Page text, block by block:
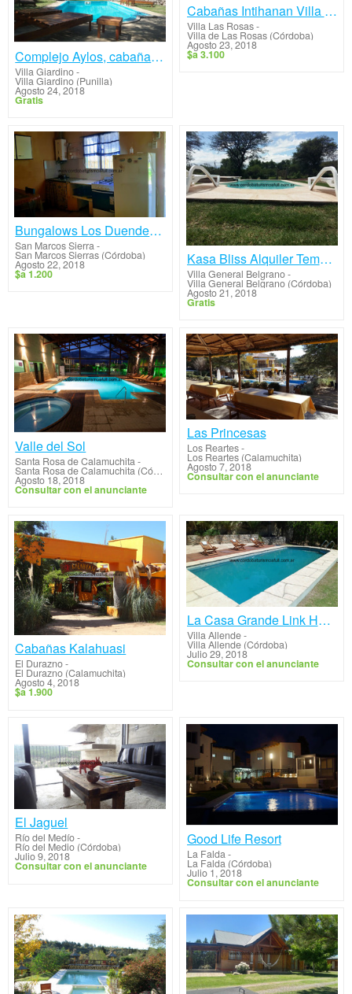
Complejo Aylos, cabañas con muy buena ubicación.
Villa Giardino-
Villa Giardino (Punilla)
Agosto 24, 2018
Gratis
Cabañas Intihanan Villa de Las Rosas Traslasierra
Villa Las Rosas-
Villa de Las Rosas (Córdoba)
Agosto 23, 2018
$a 3.100
Bungalows Los Duendes del Bosque
San Marcos Sierra-
San Marcos Sierras (Córdoba)
Agosto 22, 2018
$a 1.200
Kasa Bliss Alquiler Temporario
Villa General Belgrano-
Villa General Belgrano (Córdoba)
Agosto 21, 2018
Gratis
Valle del Sol
Santa Rosa de Calamuchita-
Santa Rosa de Calamuchita (Córdoba)
Agosto 18, 2018
Consultar con el anunciante
Las Princesas
Los Reartes-
Los Reartes (Calamuchita)
Agosto 7, 2018
Consultar con el anunciante
Cabañas Kalahuasi
El Durazno-
El Durazno (Calamuchita)
Agosto 4, 2018
$a 1.900
La Casa Grande Link House
Villa Allende-
Villa Allende (Córdoba)
Julio 29, 2018
Consultar con el anunciante
El Jaguel
Río del Medío-
Río del Medio (Córdoba)
Julio 9, 2018
Consultar con el anunciante
Good Life Resort
La Falda-
La Falda (Córdoba)
Julio 1, 2018
Consultar con el anunciante